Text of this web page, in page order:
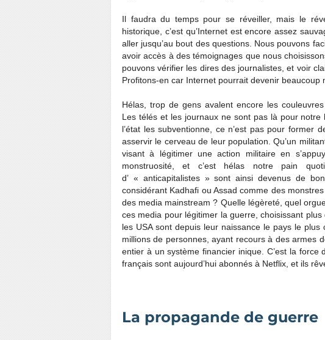
Il faudra du temps pour se réveiller, mais le
historique, c’est qu’Internet est encore assez
aller jusqu’au bout des questions. Nous pouvons
avoir accès à des témoignages que nous
pouvons vérifier les dires des journalistes, et voir
Profitons-en car Internet pourrait devenir beaucoup
Hélas, trop de gens avalent encore les
Les télés et les journaux ne sont pas là pour
l’état les subventionne, ce n’est pas pour former
asservir le cerveau de leur population. Qu’un
visant à légitimer une action militaire en
monstruosité, et c’est hélas notre pain
d’ « anticapitalistes » sont ainsi devenus de
considérant Kadhafi ou Assad comme des
des media mainstream ? Quelle légèreté, quel
ces media pour légitimer la guerre, choisissant
les USA sont depuis leur naissance le pays le
millions de personnes, ayant recours à des armes
entier à un système financier inique. C’est la
français sont aujourd’hui abonnés à Netflix, et ils
La propagande de guerre